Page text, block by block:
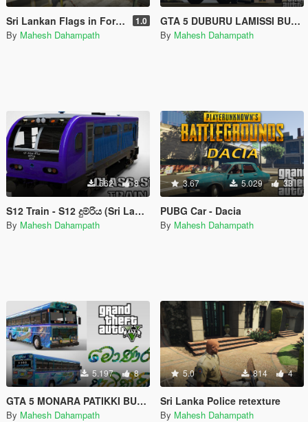
Sri Lankan Flags in Fort Zancudo 1.0
By Mahesh Dahampath
GTA 5 DUBURU LAMISSI BUS (ADDON-OIV, MANUAL/REPLACE) WITH HORN AND LIGHTS - දුඹුරු ළමිස්සී බස් රථය
By Mahesh Dahampath
562 8
S12 Train - S12 දුම්රිය (Sri Lankan Train - ශ්‍රී ලංකා දුම්රිය) in GTA 5
By Mahesh Dahampath
3.67 5.029 33
PUBG Car - Dacia
By Mahesh Dahampath
5.197 8
GTA 5 MONARA PATIKKI BUS (ADDON-OIV/REPLACE) WITH HORN AND LIGHTS - මොණර පැටික්කී බස් රථය
By Mahesh Dahampath
5.0 814 4
Sri Lanka Police retexture
By Mahesh Dahampath